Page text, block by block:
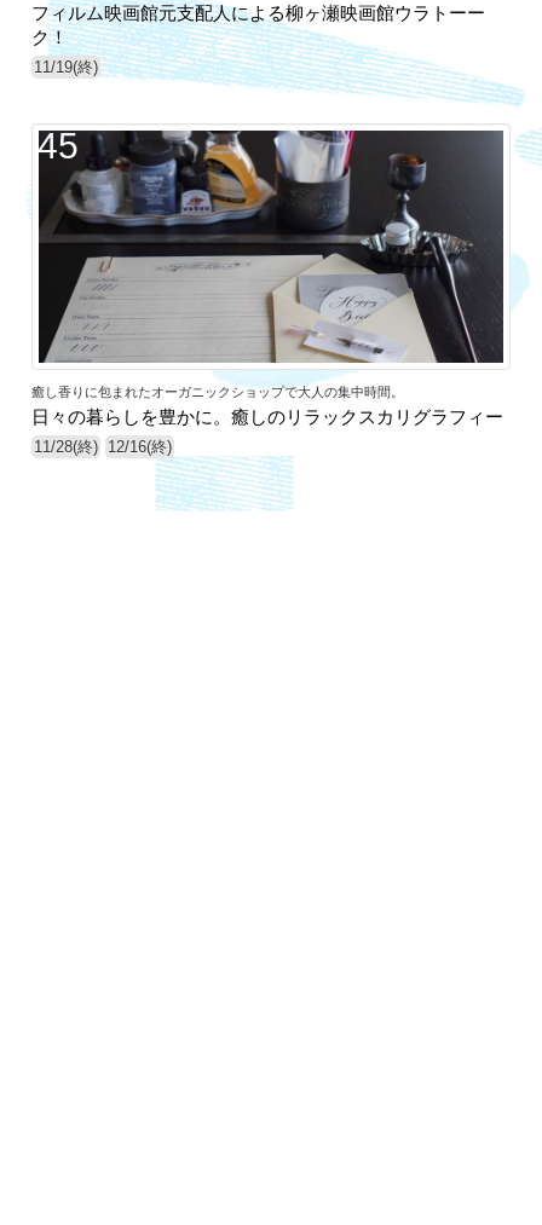
フィルム映画館元支配人による柳ヶ瀬映画館ウラトーー
ク！
11/19(終)
45
癒し香りに包まれたオーガニックショップで大人の集中時間。
日々の暮らしを豊かに。癒しのリラックスカリグラフィー
11/28(終) 12/16(終)